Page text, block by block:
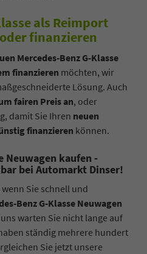
als Reimport
finanzieren
Mercedes-Benz G-Klasse
finanzieren möchten, wir
Lösung. Auch
fairen Preis an, oder
damit Sie Ihren neuen
finanzieren können.
Neuwagen kaufen -
bei Automarkt Dinser!
Sie schnell und
Benz G-Klasse Neuwagen
warten Sie nicht lange auf
ständig mehrere hundert
Sie jetzt unsere